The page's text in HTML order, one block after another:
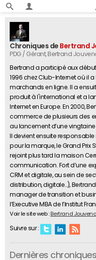
Chroniques de Bertrand
PDG / Gérant, Bertrand
Bertrand a participé aux
1996 chez Club-Internet où il
marchands en ligne. Il a
produit à l'international et a
Internet en Europe. En 2000,
commerce de plusieurs des
au lancement d’une
Il devient ensuite
pour la marque, le Grand Prix
rejoint plus tard la maison
communication. Fort d’une
CRM et digitale, au sein de
distribution, digitale…),
manager de transition et
l’Executive MBA de l’Institut
Voir le site web :Bertrand
Suivre sur :
Dernières